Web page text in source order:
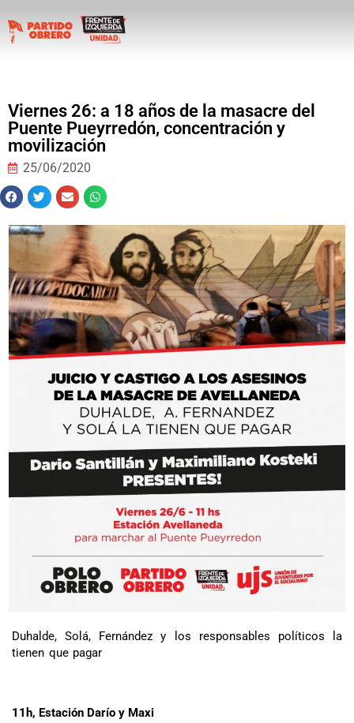
Viernes 26: a 18 años de la masacre del
Puente Pueyrredón, concentración y
movilización
25/06/2020
Duhalde, Solá, Fernández y los responsables políticos la
tienen que pagar
11h, Estación Darío y Maxi